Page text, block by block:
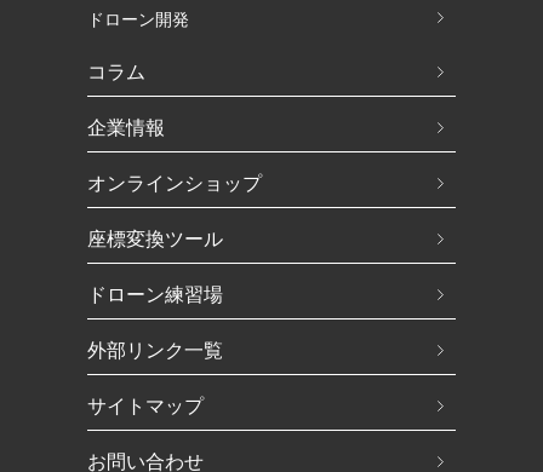
ドローン開発
コラム
企業情報
オンラインショップ
座標変換ツール
ドローン練習場
外部リンク一覧
サイトマップ
お問い合わせ